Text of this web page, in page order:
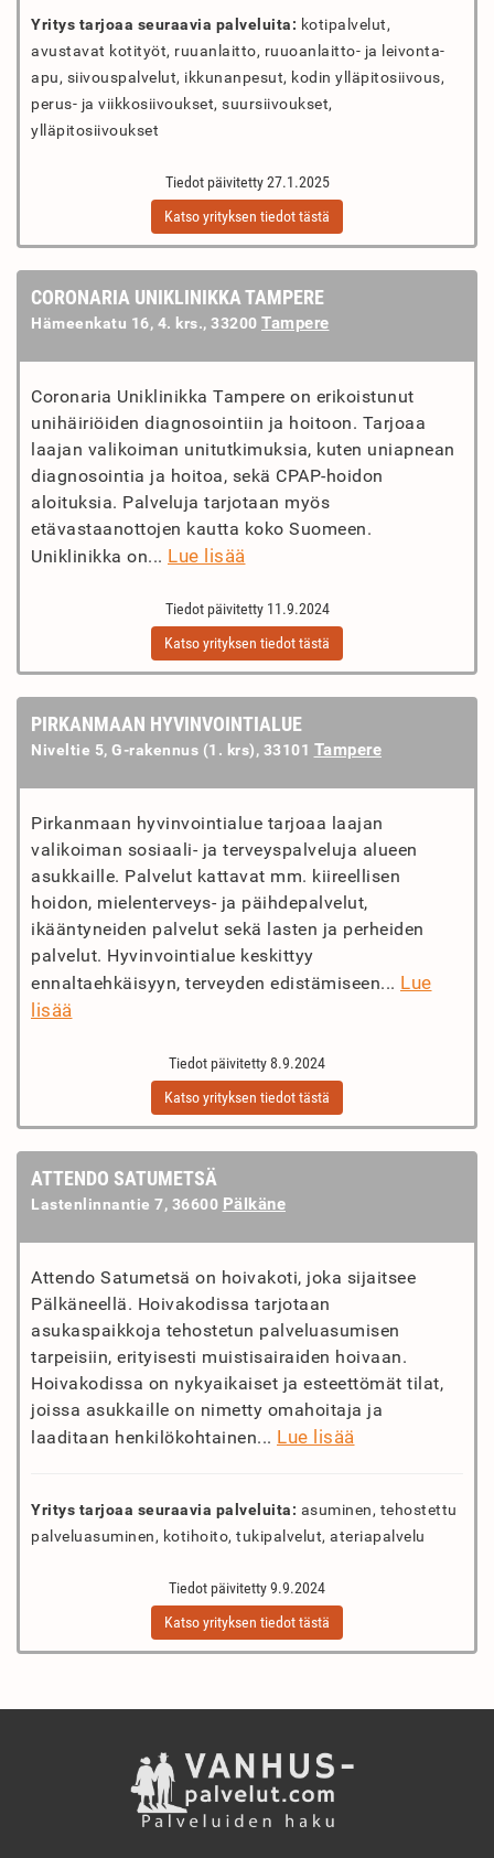
Yritys tarjoaa seuraavia palveluita: kotipalvelut,
avustavat kotityöt, ruuanlaitto, ruuoanlaitto- ja leivonta-
apu, siivouspalvelut, ikkunanpesut, kodin ylläpitosiivous,
perus- ja viikkosiivoukset, suursiivoukset,
ylläpitosiivoukset
Tiedot päivitetty 27.1.2025
Katso yrityksen tiedot tästä
CORONARIA UNIKLINIKKA TAMPERE
Hämeenkatu 16, 4. krs., 33200 Tampere
Coronaria Uniklinikka Tampere on erikoistunut
unihäiriöiden diagnosointiin ja hoitoon. Tarjoaa
laajan valikoiman unitutkimuksia, kuten uniapnean
diagnosointia ja hoitoa, sekä CPAP-hoidon
aloituksia. Palveluja tarjotaan myös
etävastaanottojen kautta koko Suomeen.
Uniklinikka on... Lue lisää
Tiedot päivitetty 11.9.2024
Katso yrityksen tiedot tästä
PIRKANMAAN HYVINVOINTIALUE
Niveltie 5, G-rakennus (1. krs), 33101 Tampere
Pirkanmaan hyvinvointialue tarjoaa laajan
valikoiman sosiaali- ja terveyspalveluja alueen
asukkaille. Palvelut kattavat mm. kiireellisen
hoidon, mielenterveys- ja päihdepalvelut,
ikääntyneiden palvelut sekä lasten ja perheiden
palvelut. Hyvinvointialue keskittyy
ennaltaehkäisyyn, terveyden edistämiseen... Lue
lisää
Tiedot päivitetty 8.9.2024
Katso yrityksen tiedot tästä
ATTENDO SATUMETSÄ
Lastenlinnantie 7, 36600 Pälkäne
Attendo Satumetsä on hoivakoti, joka sijaitsee
Pälkäneellä. Hoivakodissa tarjotaan
asukaspaikkoja tehostetun palveluasumisen
tarpeisiin, erityisesti muistisairaiden hoivaan.
Hoivakodissa on nykyaikaiset ja esteettömät tilat,
joissa asukkaille on nimetty omahoitaja ja
laaditaan henkilökohtainen... Lue lisää
Yritys tarjoaa seuraavia palveluita: asuminen, tehostettu
palveluasuminen, kotihoito, tukipalvelut, ateriapalvelu
Tiedot päivitetty 9.9.2024
Katso yrityksen tiedot tästä